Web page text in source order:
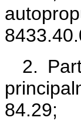
2.
84.29;